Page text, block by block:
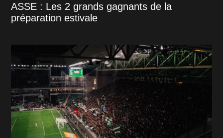
ASSE : Les 2 grands gagnants de la
préparation estivale